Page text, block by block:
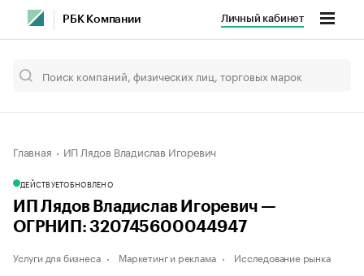
РБК Компании Личный кабинет
Главная ИП Лядов Владислав Игоревич
ДЕЙСТВУЕТОБНОВЛЕНО
ИП Лядов Владислав Игоревич —
ОГРНИП: 320745600044947
Услуги для бизнеса Маркетинг и реклама Исследование рынка